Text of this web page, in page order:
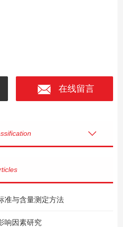
在线留言
准与含量测定方法
响因素研究